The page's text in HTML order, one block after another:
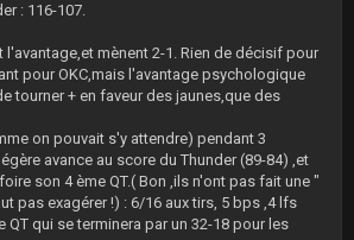
: 116-107.
l'avantage,et mènent 2-1. Rien de décisif pour
pour OKC,mais l'avantage psychologique
tourner + en faveur des jaunes,que des
on pouvait s'y attendre) pendant 3
avance au score du Thunder (89-84) ,et
son 4 ème QT.( Bon ,ils n'ont pas fait une "
pas exagérer !) : 6/16 aux tirs, 5 bps ,4 lfs
QT qui se terminera par un 32-18 pour les